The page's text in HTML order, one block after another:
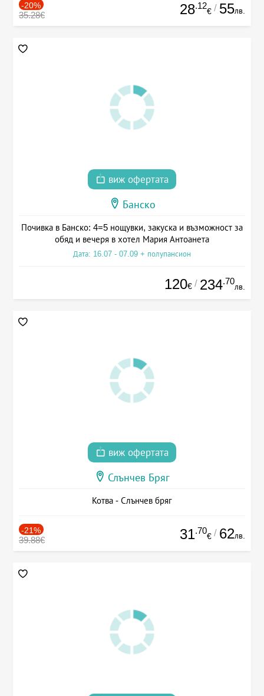
-20%
35.28€ 28.12
€ / 55лв.
виж офертата
Банско
Почивка в Банско: 4=5 нощувки, закуска и възможност за
обяд и вечеря в хотел Мария Антоанета
Дата: 16.07 - 07.09 + полупансион
120€ / 234.70
лв.
виж офертата
Слънчев Бряг
Котва - Слънчев бряг
-21%
39.88€ 31.70
€ / 62лв.